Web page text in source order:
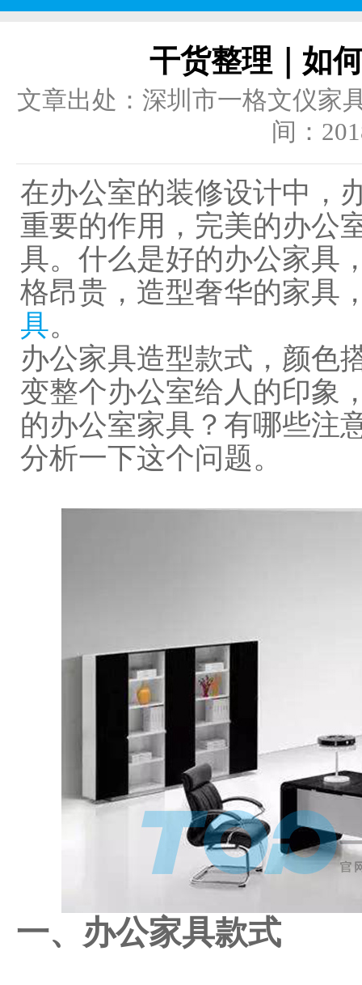
干货整理｜如
文章出处：深圳市一格文仪家
间：
在办公室的装修设计中，
重要的作用，完美的办公
具。什么是好的办公家具
格昂贵，造型奢华的家具
具。
办公家具造型款式，颜色
变整个办公室给人的印象
的办公室家具？有哪些注
分析一下这个问题。
一、 办公家具款式